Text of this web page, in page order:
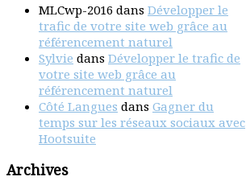
MLCwp-2016 dans Développer le
trafic de votre site web grâce au
référencement naturel
Sylvie dans Développer le trafic de
votre site web grâce au
référencement naturel
Côté Langues dans Gagner du
temps sur les réseaux sociaux avec
Hootsuite
Archives